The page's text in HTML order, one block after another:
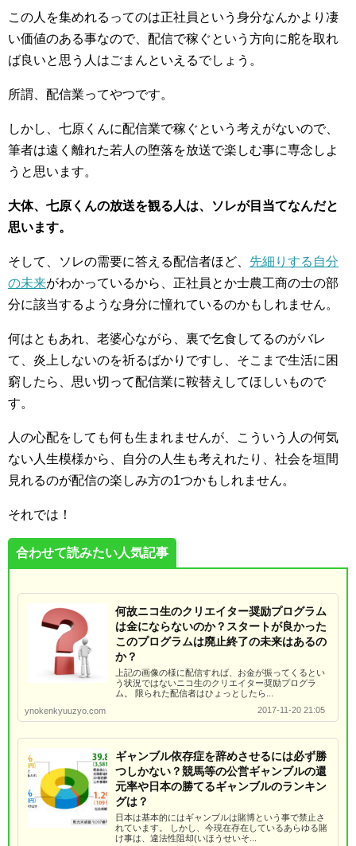
この人を集めれるってのは正社員という身分なんかより凄
い価値のある事なので、配信で稼ぐという方向に舵を取れ
ば良いと思う人はごまんといえるでしょう。
所謂、配信業ってやつです。
しかし、七原くんに配信業で稼ぐという考えがないので、
筆者は遠く離れた若人の堕落を放送で楽しむ事に専念しよ
うと思います。
大体、七原くんの放送を観る人は、ソレが目当てなんだと
思います。
そして、ソレの需要に答える配信者ほど、 先細りする自分
の未来がわかっているから、正社員とか士農工商の士の部
分に該当するような身分に憧れているのかもしれません。
何はともあれ、老婆心ながら、裏で乞食してるのがバレ
て、炎上しないのを祈るばかりですし、そこまで生活に困
窮したら、思い切って配信業に鞍替えしてほしいもので
す。
人の心配をしても何も生まれませんが、こういう人の何気
ない人生模様から、自分の人生も考えれたり、社会を垣間
見れるのが配信の楽しみ方の1つかもしれません。
それでは！
合わせて読みたい人気記事
何故ニコ生のクリエイター奨励プログラム
は金にならないのか？スタートが良かった
このプログラムは廃止終了の未来はあるの
か？
上記の画像の様に配信すれば、お金が振ってくるとい
う状況ではないニコ生のクリエイター奨励プログラ
ム。 限られた配信者はひょっとしたら...
ynokenkyuuzyo.com
2017-11-20 21:05
ギャンブル依存症を辞めさせるには必ず勝
つしかない？競馬等の公営ギャンブルの還
元率や日本の勝てるギャンブルのランキン
グは？
日本は基本的にはギャンブルは賭博という事で禁止さ
れています。 しかし、今現在存在しているあらゆる賭
け事は、違法性阻却(いほうせいそ...